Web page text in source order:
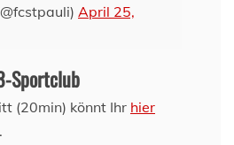
April 25,
Sportclub
(20min) könnt Ihr hier